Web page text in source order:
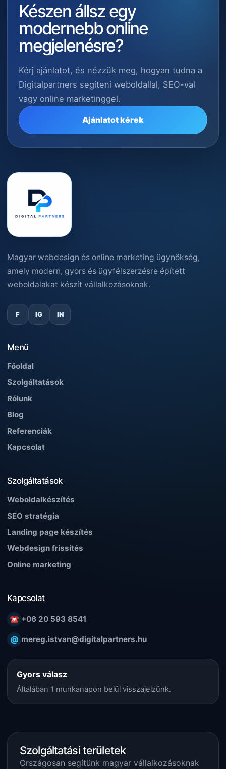
Készen állsz egy
modernebb online
megjelenésre?
Kérj ajánlatot, és nézzük meg, hogyan tudna a
Digitalpartners segíteni weboldallal, SEO-val
vagy online marketinggel.
Ajánlatot kérek
Magyar webdesign és online marketing ügynökség,
amely modern, gyors és ügyfélszerzésre épített
weboldalakat készít vállalkozásoknak.
F IG IN
Menü
Főoldal
Szolgáltatások
Rólunk
Blog
Referenciák
Kapcsolat
Szolgáltatások
Weboldalkészítés
SEO stratégia
Landing page készítés
Webdesign frissítés
Online marketing
Kapcsolat
☎ +06 20 593 8541
@ mereg.istvan@digitalpartners.hu
Gyors válasz
Általában 1 munkanapon belül visszajelzünk.
Szolgáltatási területek
Országosan segítünk magyar vállalkozásoknak